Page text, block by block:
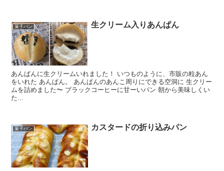
菓子パン 生クリーム入りあんぱん
あんぱんに生クリームいれました！ いつものように、市販の粒あん
をいれた あんぱん。 あんぱんのあんこ周りにできる空洞に 生クリー
ムを詰めました〜 ブラックコーヒーに甘ーいパン 朝から美味しくい
た...
菓子パン カスタードの折り込みパン